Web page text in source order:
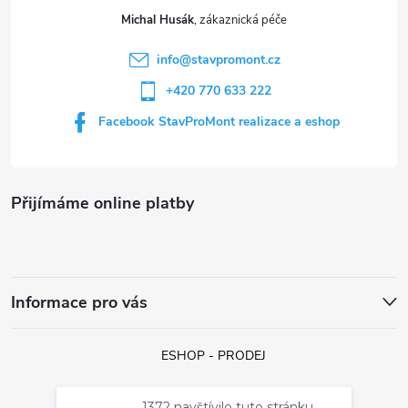
Přijímáme online platby
Informace pro vás
Michal Husák
info@stavpromont.cz
+420 770 633 222
Facebook StavProMont realizace a eshop
ESHOP - PRODEJ